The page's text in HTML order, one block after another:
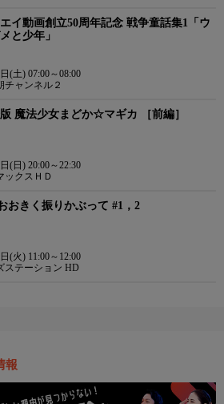
イ動画創立50周年記念 戦争童話集1「ウ
と少年」
(土) 07:00～08:00
チャンネル２
魔法少女まどか☆マギカ ［前編］
(日) 20:00～22:30
ックスＨＤ
おきく振りかぶって #1，2
(火) 11:00～12:00
ステーション HD
報